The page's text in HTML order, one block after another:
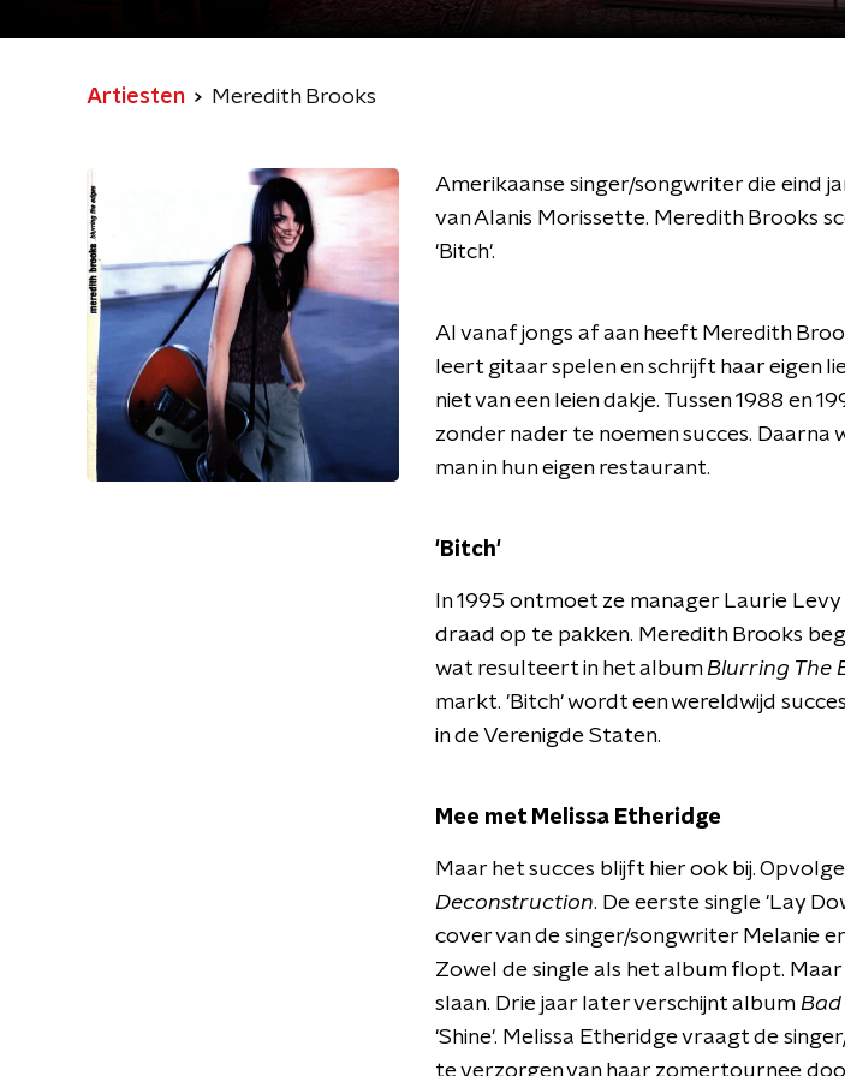
Artiesten Meredith Brooks
Amerikaanse singer/songwriter die eind
van Alanis Morissette. Meredith Brooks
'Bitch'.
Al vanaf jongs af aan heeft Meredith
leert gitaar spelen en schrijft haar eigen
niet van een leien dakje. Tussen 1988 en
zonder nader te noemen succes. Daarna
man in hun eigen restaurant.
'Bitch'
In 1995 ontmoet ze manager Laurie
draad op te pakken. Meredith Brooks
wat resulteert in het albumBlurring The
markt. 'Bitch' wordt een wereldwijd
in de Verenigde Staten.
Mee met Melissa Etheridge
Maar het succes blijft hier ook bij.
Deconstruction. De eerste single 'Lay
cover van de singer/songwriter Melanie
Zowel de single als het album flopt.
slaan. Drie jaar later verschijnt album Bad
'Shine'. Melissa Etheridge vraagt de
te verzorgen van haar zomertournee